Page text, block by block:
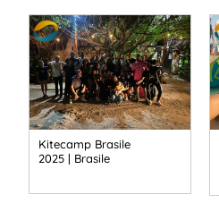
Kitecamp Brasile
2025 | Brasile